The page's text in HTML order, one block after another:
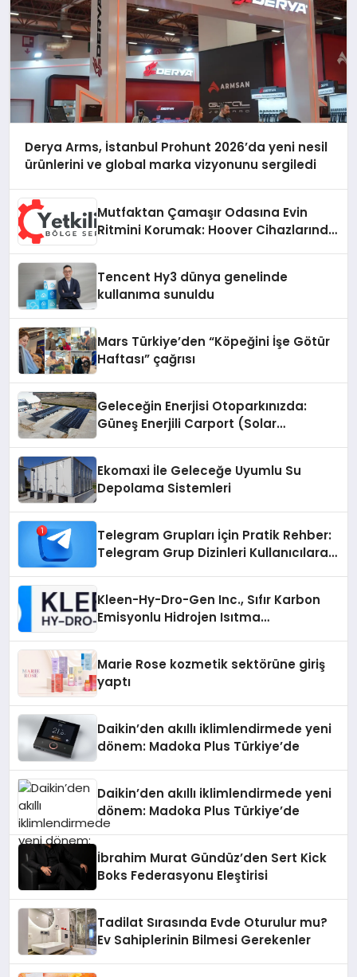
Derya Arms, İstanbul Prohunt 2026’da yeni nesil
ürünlerini ve global marka vizyonunu sergiledi
Mutfaktan Çamaşır Odasına Evin
Ritmini Korumak: Hoover Cihazlarında
Tencent Hy3 dünya genelinde
kullanıma sunuldu
Mars Türkiye’den “Köpeğini İşe Götür
Haftası” çağrısı
Geleceğin Enerjisi Otoparkınızda:
Güneş Enerjili Carport (Solar
Ekomaxi İle Geleceğe Uyumlu Su
Depolama Sistemleri
Telegram Grupları İçin Pratik Rehber:
Telegram Grup Dizinleri Kullanıcılara
Kleen-Hy-Dro-Gen Inc., Sıfır Karbon
Emisyonlu Hidrojen Isıtma
Marie Rose kozmetik sektörüne giriş
yaptı
Daikin’den akıllı iklimlendirmede yeni
dönem: Madoka Plus Türkiye’de
Daikin’den akıllı iklimlendirmede yeni
dönem: Madoka Plus Türkiye’de
İbrahim Murat Gündüz’den Sert Kick
Boks Federasyonu Eleştirisi
Tadilat Sırasında Evde Oturulur mu?
Ev Sahiplerinin Bilmesi Gerekenler